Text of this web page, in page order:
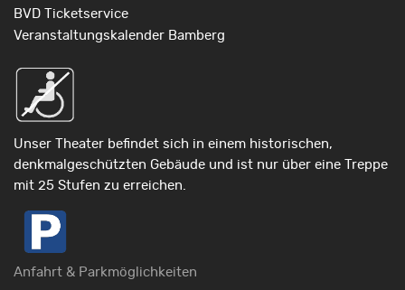
BVD Ticketservice
Veranstaltungskalender Bamberg
Unser Theater befindet sich in einem historischen,
denkmalgeschützten Gebäude und ist nur über eine Treppe
mit 25 Stufen zu erreichen.
Anfahrt & Parkmöglichkeiten